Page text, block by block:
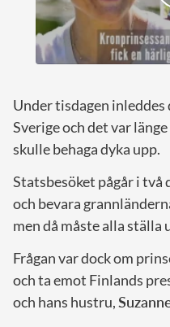
Under tisdagen
Sverige och det var
skulle behaga dyka upp.
Statsbesöket pågår i
och bevara
men då måste alla ställa
Frågan var dock om
och ta emot Finlands
och hans hustru,